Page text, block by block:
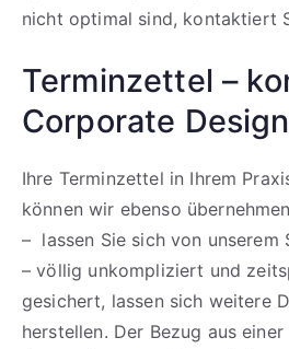
nicht optimal sind, kontaktiert
Terminzettel –
Corporate
Ihre Terminzettel in Ihrem
können wir ebenso
– lassen Sie sich von unserem
– völlig unkompliziert und
gesichert, lassen sich weitere
herstellen. Der Bezug aus